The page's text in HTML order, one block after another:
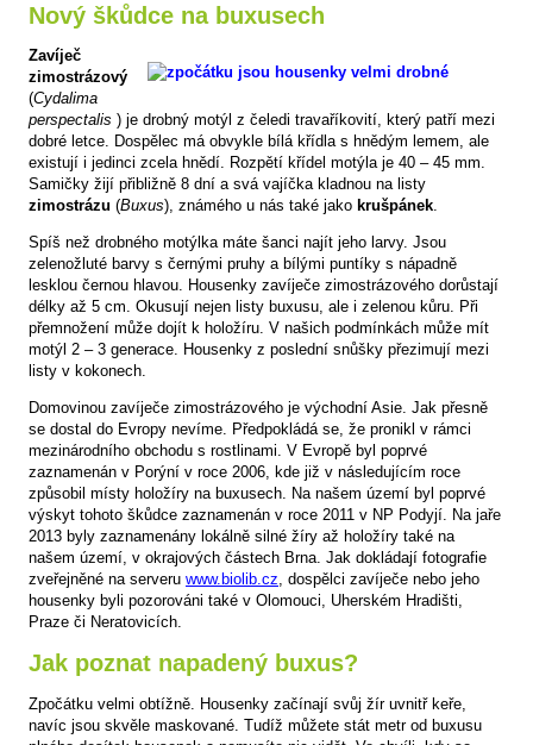
Nový škůdce na buxusech
Zavíječ
zimostrázový
(Cydalima
perspectalis ) je drobný motýl z čeledi travaříkovití, který patří mezi
dobré letce. Dospělec má obvykle bílá křídla s hnědým lemem, ale
existují i jedinci zcela hnědí. Rozpětí křídel motýla je 40 – 45 mm.
Samičky žijí přibližně 8 dní a svá vajíčka kladnou na listy
zimostrázu (Buxus), známého u nás také jako krušpánek.
Spíš než drobného motýlka máte šanci najít jeho larvy. Jsou
zelenožluté barvy s černými pruhy a bílými puntíky s nápadně
lesklou černou hlavou. Housenky zavíječe zimostrázového dorůstají
délky až 5 cm. Okusují nejen listy buxusu, ale i zelenou kůru. Při
přemnožení může dojít k holožíru. V našich podmínkách může mít
motýl 2 – 3 generace. Housenky z poslední snůšky přezimují mezi
listy v kokonech.
Domovinou zavíječe zimostrázového je východní Asie. Jak přesně
se dostal do Evropy nevíme. Předpokládá se, že pronikl v rámci
mezinárodního obchodu s rostlinami. V Evropě byl poprvé
zaznamenán v Porýní v roce 2006, kde již v následujícím roce
způsobil místy holožíry na buxusech. Na našem území byl poprvé
výskyt tohoto škůdce zaznamenán v roce 2011 v NP Podyjí. Na jaře
2013 byly zaznamenány lokálně silné žíry až holožíry také na
našem území, v okrajových částech Brna. Jak dokládají fotografie
zveřejněné na serveru www.biolib.cz, dospělci zavíječe nebo jeho
housenky byli pozorováni také v Olomouci, Uherském Hradišti,
Praze či Neratovicích.
Jak poznat napadený buxus?
Zpočátku velmi obtížně. Housenky začínají svůj žír uvnitř keře,
navíc jsou skvěle maskované. Tudíž můžete stát metr od buxusu